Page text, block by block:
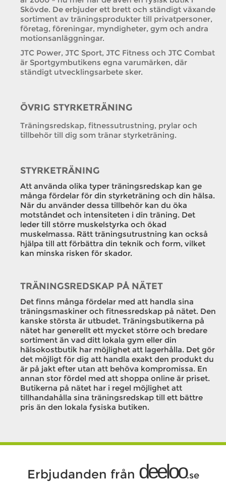
Skövde. De erbjuder ett brett och ständigt växande
sortiment av träningsprodukter till privatpersoner,
företag, föreningar, myndigheter, gym och andra
motionsanläggningar.
JTC Power, JTC Sport, JTC Fitness och JTC Combat
är Sportgymbutikens egna varumärken, där
ständigt utvecklingsarbete sker.
ÖVRIG STYRKETRÄNING
Träningsredskap, fitnessutrustning, prylar och
tillbehör till dig som tränar styrketräning.
STYRKETRÄNING
Att använda olika typer träningsredskap kan ge
många fördelar för din styrketräning och din hälsa.
När du använder dessa tillbehör kan du öka
motståndet och intensiteten i din träning. Det
leder till större muskelstyrka och ökad
muskelmassa. Rätt träningsutrustning kan också
hjälpa till att förbättra din teknik och form, vilket
kan minska risken för skador.
TRÄNINGSREDSKAP PÅ NÄTET
Det finns många fördelar med att handla sina
träningsmaskiner och fitnessredskap på nätet. Den
kanske största är utbudet. Träningsbutikerna på
nätet har generellt ett mycket större och bredare
sortiment än vad ditt lokala gym eller din
hälsokostbutik har möjlighet att lagerhålla. Det gör
det möjligt för dig att handla exakt den produkt du
är på jakt efter utan att behöva kompromissa. En
annan stor fördel med att shoppa online är priset.
Butikerna på nätet har i regel möjlighet att
tillhandahålla sina träningsredskap till ett bättre
pris än den lokala fysiska butiken.
Erbjudanden från deeloo.se